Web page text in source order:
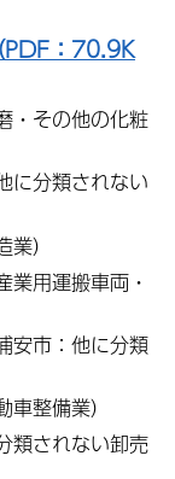
PDF：70.9K
・その他の化粧
に分類されない
）
用運搬車両・
安市：他に分類
整備業）
類されない卸売